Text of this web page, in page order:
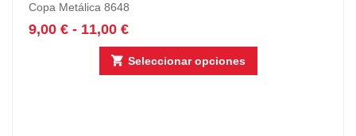
Copa Metálica 8648
9,00 € - 11,00 €
Seleccionar opciones